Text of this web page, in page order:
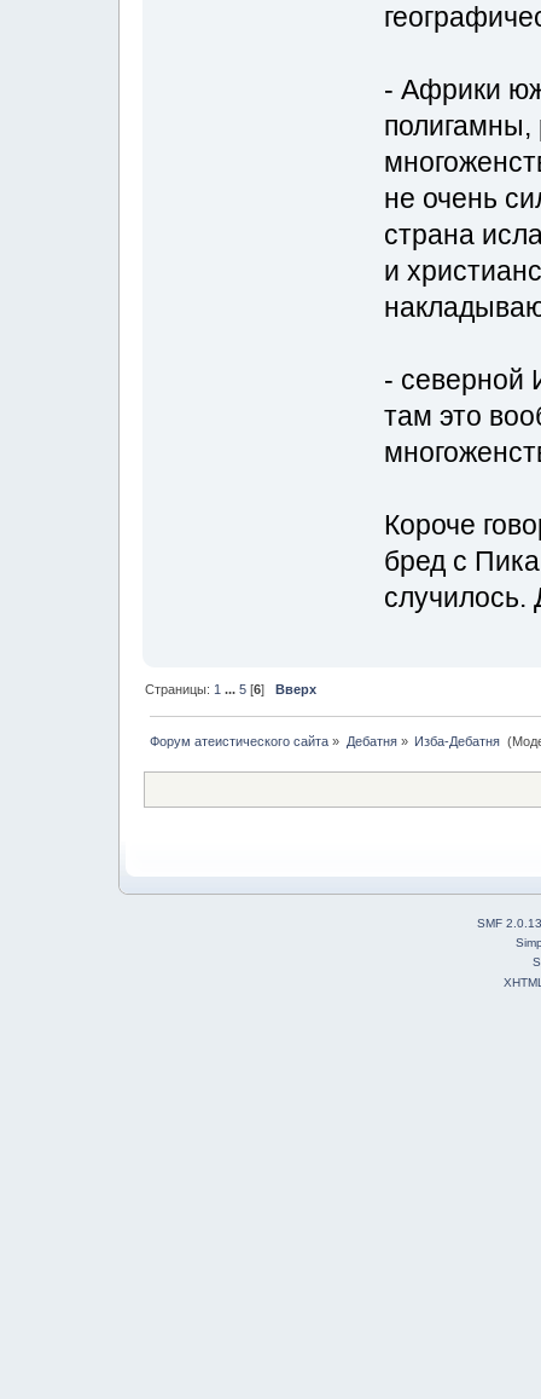
- Африки
полигамны,
не очень
страна
и
- северной
там это
Короче
бред с
случилось.
Страницы: 1 ...5 [6] Вверх
Форум атеистического сайта » Дебатня» Изба-Дебатня
SMF 2.0.13